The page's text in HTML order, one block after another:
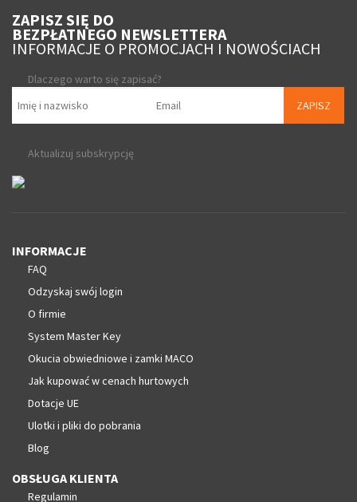
ZAPISZ SIĘ DO
BEZPŁATNEGO NEWSLETTERA
INFORMACJE O PROMOCJACH I NOWOŚCIACH
Dlaczego warto się zapisać?
ZAPISZ
Aktualizuj subskrypcję
INFORMACJE
FAQ
Odzyskaj swój login
O firmie
System Master Key
Okucia obwiedniowe i zamki MACO
Jak kupować w cenach hurtowych
Dotacje UE
Ulotki i pliki do pobrania
Blog
OBSŁUGA KLIENTA
Regulamin